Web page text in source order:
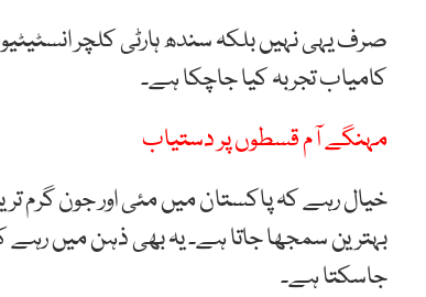
کامیاب تجربہ کیا جاچکا ہے۔
مہنگے آم قسطوں پر دستیاب
خیال رہے کہ پاکستان میں مئی اور جون گرم
بہترین سمجھا جاتا ہے۔ یہ بھی ذہن میں رہے
جاسکتا ہے۔